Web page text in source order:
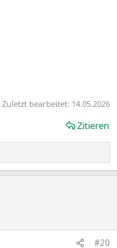
Zuletzt bearbeitet: 14.05.2026
Zitieren
#20